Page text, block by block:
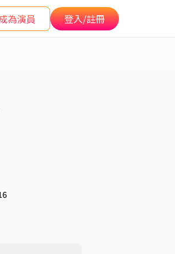
為演員 登入/註冊